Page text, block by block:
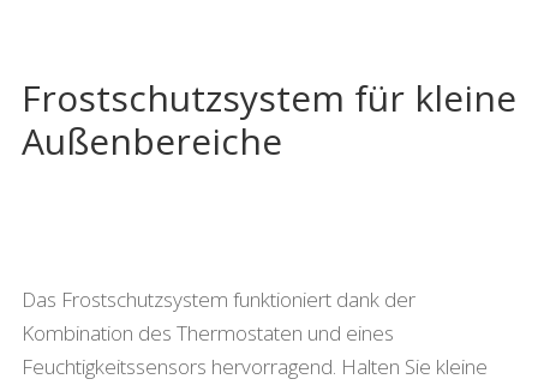
Frostschutzsystem für kleine
Außenbereiche
Das Frostschutzsystem funktioniert dank der
Kombination des Thermostaten und eines
Feuchtigkeitssensors hervorragend. Halten Sie kleine